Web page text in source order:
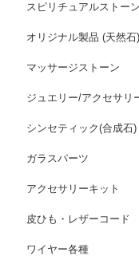
スピリチュアルストーン
オリジナル製品 (天然石)
マッサージストーン
ジュエリー/アクセサリ
シンセティック(合成石)
ガラスパーツ
アクセサリーキット
皮ひも・レザーコード
ワイヤー各種